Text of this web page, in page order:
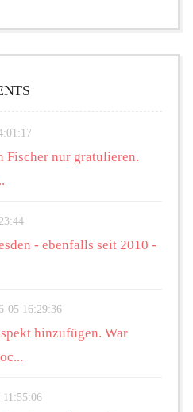
Fischer nur gratulieren.
- ebenfalls seit 2010 -
05 16:29:36
hinzufügen. War
11:55:06